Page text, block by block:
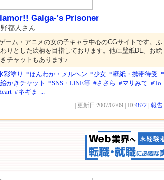
Galga-'s Prisoner
都人さん
ーム・アニメの女の子キャラ中心のCGサイトです。ふ
りとした絵柄を目指しております。他に壁紙DL、お絵
チャットもあります♪
彩塗り
*ほんわか・メルヘン *少女 *壁紙・携帯待受 *
かきチャット *SNS・LINE等 #ささら #マリみて #To
#ネギま ...
| 更新日:2007/02/09 | ID:4872 報告